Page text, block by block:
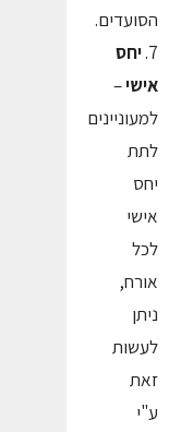
הסועדים.
7. יחס
אישי–
למעוניינים
לתת
יחס
אישי
לכל
אורח,
ניתן
לעשות
זאת
ע"י